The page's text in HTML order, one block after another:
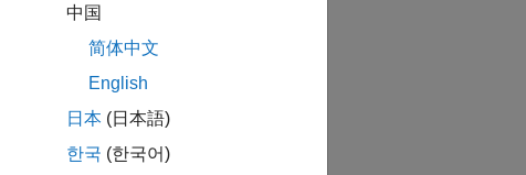
中国
简体中文
English
日本 (日本語)
한국 (한국어)